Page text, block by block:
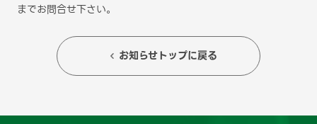
までお問合せ下さい。
 お知らせトップに戻る